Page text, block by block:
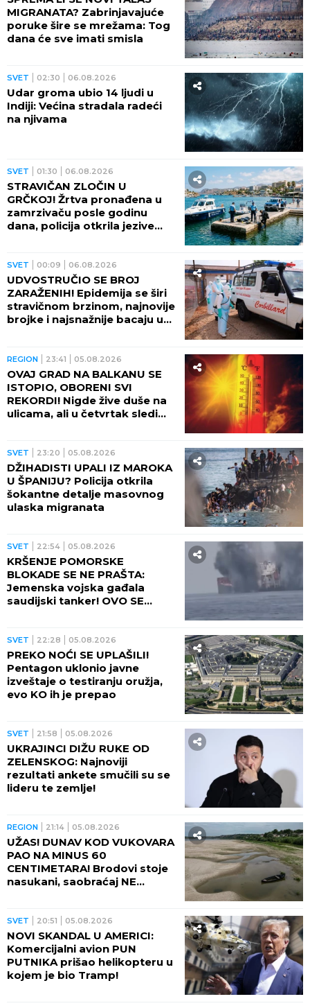
MIGRANATA? Zabrinjavajuće
poruke šire se mrežama: Tog
dana će sve imati smisla
SVET 02:30 06.08.2026
Udar groma ubio 14 ljudi u
Indiji: Većina stradala radeći
na njivama
SVET 01:30 06.08.2026
STRAVIČAN ZLOČIN U
GRČKOJ! Žrtva pronađena u
zamrzivaču posle godinu
dana, policija otkrila jezive
SVET 00:09 06.08.2026
UDVOSTRUČIO SE BROJ
ZARAŽENIH! Epidemija se širi
stravičnom brzinom, najnovije
brojke i najsnažnije bacaju u
REGION 23:41 05.08.2026
OVAJ GRAD NA BALKANU SE
ISTOPIO, OBORENI SVI
REKORDI! Nigde žive duše na
ulicama, ali u četvrtak sledi
SVET 23:20 05.08.2026
DŽIHADISTI UPALI IZ MAROKA
U ŠPANIJU? Policija otkrila
šokantne detalje masovnog
ulaska migranata
SVET 22:54 05.08.2026
KRŠENJE POMORSKE
BLOKADE SE NE PRAŠTA:
Jemenska vojska gađala
saudijski tanker! OVO SE
SVET 22:28 05.08.2026
PREKO NOĆI SE UPLAŠILI!
Pentagon uklonio javne
izveštaje o testiranju oružja,
evo KO ih je prepao
SVET 21:58 05.08.2026
UKRAJINCI DIŽU RUKE OD
ZELENSKOG: Najnoviji
rezultati ankete smučili su se
lideru te zemlje!
REGION 21:14 05.08.2026
UŽAS! DUNAV KOD VUKOVARA
PAO NA MINUS 60
CENTIMETARA! Brodovi stoje
nasukani, saobraćaj NE
SVET 20:51 05.08.2026
NOVI SKANDAL U AMERICI:
Komercijalni avion PUN
PUTNIKA prišao helikopteru u
kojem je bio Tramp!